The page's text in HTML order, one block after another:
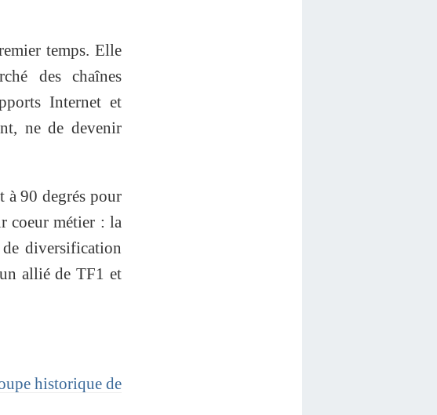
temps. Elle
des chaînes
Internet et
ne de devenir
à 90 degrés pour
coeur métier : la
diversification
allié de TF1 et
historique de